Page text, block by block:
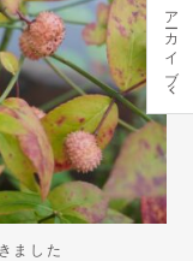
ました
アーカイブ